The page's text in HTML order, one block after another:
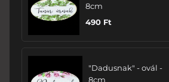
8cm
490 Ft
"Dadusnak" - ovál -
8cm